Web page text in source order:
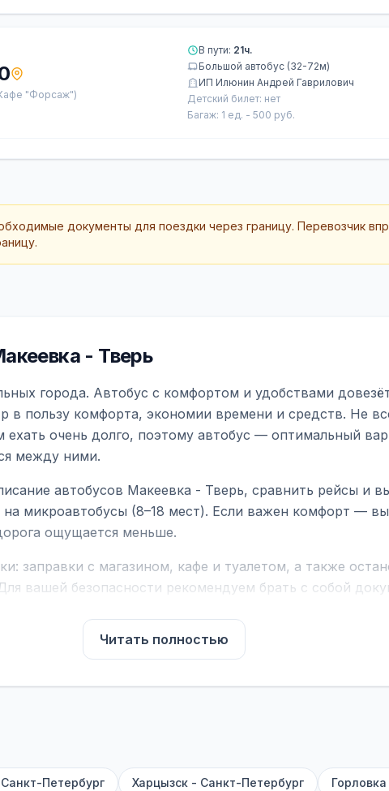
"Форсаж")
В пути: 21ч.
Большой автобус (32-72м)
ИП Илюнин Андрей Гаврилович
Детский билет: нет
Багаж: 1 ед. - 500 руб.
документы для поездки через границу. Перевозчик
- Тверь
города. Автобус с комфортом и удобствами
пользу комфорта, экономии времени и средств. Не
ехать очень долго, поэтому автобус — оптимальный
между ними.
автобусов Макеевка - Тверь, сравнить рейсы и
микроавтобусы (8–18 мест). Если важен комфорт —
ощущается меньше.
заправки с магазином, кафе и туалетом, а также
вашей безопасности рекомендуем брать с собой
комфортной поездки: регулировка сидений,
работают стюарды. У нас
печатать билет заранее не нужно.
посадки, время и место прибытия, время в пути и
Читать полностью
Петербург Харцызск - Санкт-Петербург